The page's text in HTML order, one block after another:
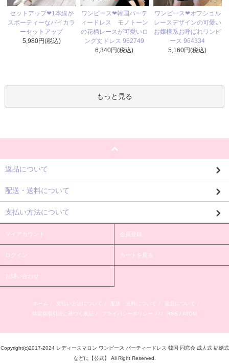
セットアップ❤1本線が
スポーティーなバイカラ
ーセットアップ
5,980円(税込)
ワンピース❤韓国パーテ
ィードレス モノトーン
の花柄レースが可愛いロ
ング丈ドレス 962749
6,340円(税込)
ワンピース❤オフショル
レースデザインの可愛い
お嬢様系お呼ばれワンピ
ース 964334
5,160円(税込)
もっと見る
返品について
配送・送料について
支払い方法について
マイアカウント 会員登録
ログイン カートを見る
お問い合わせ
ホーム / 支払い方法について / 配送・送料について / 返品について
/
特定商取引法に基づく表記 / プライバシーポリシー / / / RSS / ATOM
Copyright(c)2017-2024 レディースマロン ワンピース パーティードレス 韓国 同窓会 成人式 結婚式
などに【公式】 All Right Reserved.